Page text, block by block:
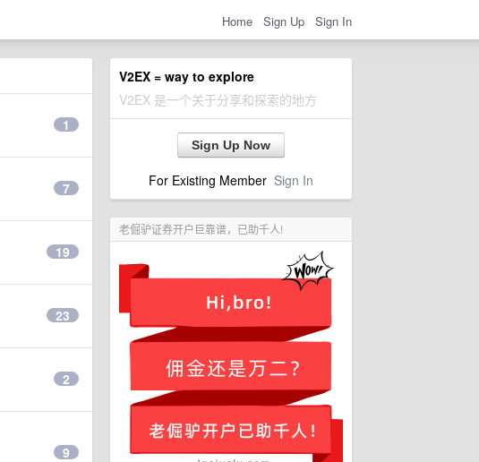
Home Sign Up Sign In
V2EX = way to explore
V2EX 是一个关于分享和探索的地方
Sign Up Now
For Existing Member Sign In
老倔驴证券开户巨靠谱，已助千人!
1
7
19
23
2
9